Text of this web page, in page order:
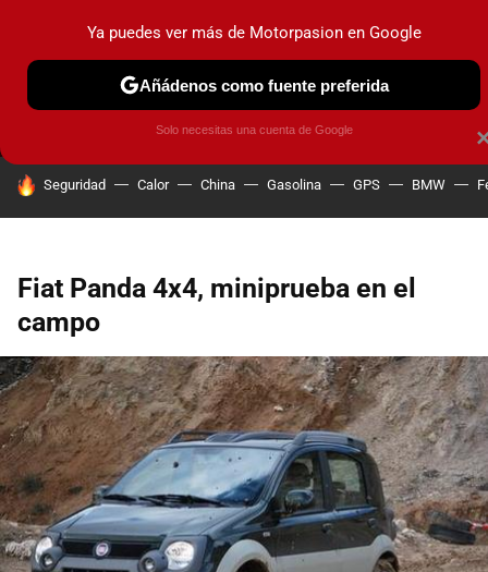
MENÚ NUEVO
COCHES ELÉCTRICOS OBSERVATORIO
HOY SE HABLA DE
Seguridad Calor China Gasolina GPS BMW
Fiat Panda 4x4, miniprueba en el
campo
Ya puedes ver más de Motorpasion en Google
Añádenos como fuente preferida
Solo necesitas una cuenta de Google